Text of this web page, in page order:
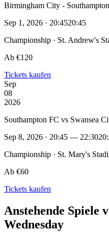
Birmingham City - Southampton
Sep 1, 2026 · 20:4520:45
Championship · St. Andrew's
Ab €120
Tickets kaufen
Sep
08
2026
Southampton FC vs Swansea
Sep 8, 2026 · 20:45 — 22:30
Championship · St. Mary's
Ab €60
Tickets kaufen
Anstehende Spiele
Wednesday